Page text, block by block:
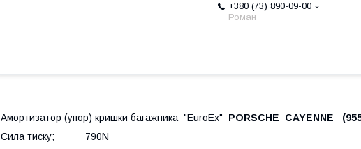
+380 (73) 890-09-00
Роман
Амортизатор (упор) кришки багажника "EuroEx" PORSCHE CAYENNE
Сила тиску; 790N